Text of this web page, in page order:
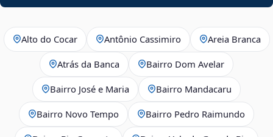
Alto do Cocar Antônio Cassimiro Areia Branca
Atrás da Banca Bairro Dom Avelar
Bairro José e Maria Bairro Mandacaru
Bairro Novo Tempo Bairro Pedro Raimundo